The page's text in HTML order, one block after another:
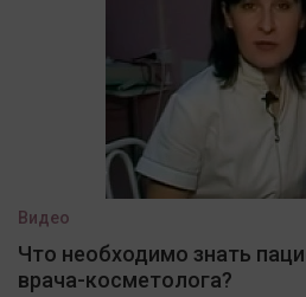
Видео
Что необходимо знать
врача-косметолога?